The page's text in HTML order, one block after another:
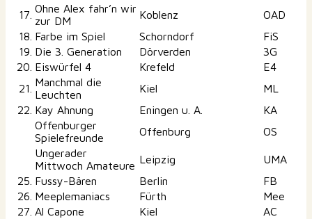
17. Ohne Alex fahr’n wir
zur DM
Koblenz
OAD
18. Farbe im Spiel Schorndorf
FiS
19. Die 3. Generation Dörverden
3G
20. Eiswürfel 4 Krefeld
E4
21. Manchmal die
Leuchten
Kiel
ML
22. Kay Ahnung Eningen u. A.
KA
Offenburger
Spielefreunde
Offenburg
OS
Ungerader
Mittwoch Amateure Leipzig
UMA
25. Fussy-Bären Berlin
FB
26. Meeplemaniacs Fürth
Mee
27. Al Capone Kiel
AC